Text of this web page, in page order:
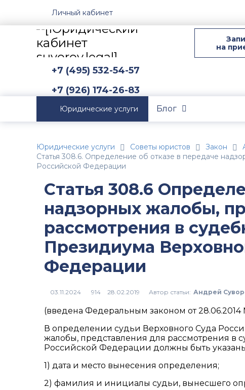
Личный кабинет
на
+7 (495) 532-54-57
+7 (926) 174-26-83
Юридические услуги Блог
Юридические услуги Советы юристов Закон
Статья 308.6. Определение об отказе в передаче
Российской Федерации
Статья 308.6
надзорных жалобы,
рассмотрения в
Президиума
Федерации
914 Автор статьи: Андрей
(введена Федеральным законом от 28.06.2014
В определении судьи Верховного Суда
жалобы, представления для рассмотрения в
Российской Федерации должны быть
1) дата и место вынесения определения;
2) фамилия и инициалы судьи, вынесшего